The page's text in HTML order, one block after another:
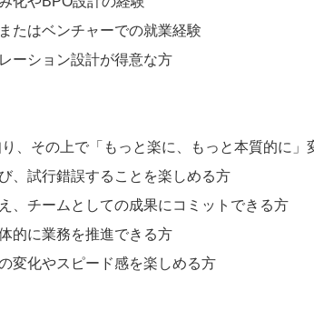
たはベンチャーでの就業経験
ーション設計が得意な方
り、その上で「もっと楽に、もっと本質的に」
、試行錯誤することを楽しめる方
、チームとしての成果にコミットできる方
的に業務を推進できる方
変化やスピード感を楽しめる方